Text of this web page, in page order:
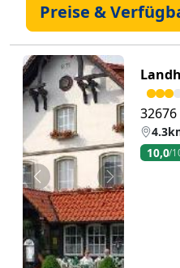
Preise &
Zurück Weiter
10,0/